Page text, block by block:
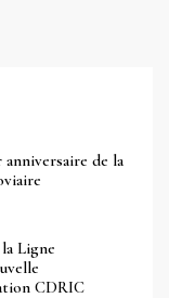
de la
Ligne
CDRIC